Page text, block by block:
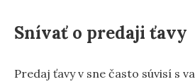
Snívať o predaji ťavy
Predaj ťavy v sne často súvisí s